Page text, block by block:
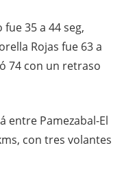
35 a 44 seg,
Rojas fue 63 a
74 con un retraso
entre Pamezabal-El
con tres volantes